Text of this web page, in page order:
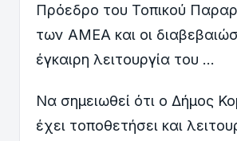
Πρόεδρο του Τοπικού
των ΑΜΕΑ και οι
έγκαιρη λειτουργία του …
Να σημειωθεί ότι ο Δήμος
έχει τοποθετήσει και